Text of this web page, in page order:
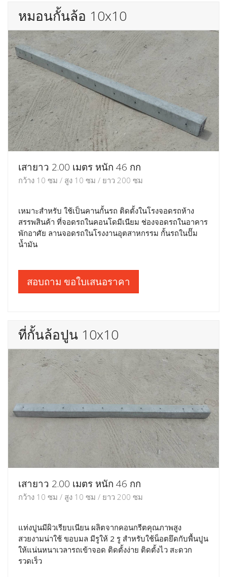
หมอนกั้นล้อ 10x10
เสายาว 2.00 เมตร หนัก 46 กก
กว้าง 10 ซม / สูง 10 ซม / ยาว 200 ซม
เหมาะสำหรับ ใช้เป็นคานกั้นรถ ติดตั้งในโรงจอดรถห้าง
สรรพสินค้า ที่จอดรถในคอนโดมีเนียม ช่องจอดรถในอาคาร
พักอาศัย ลานจอดรถในโรงงานอุตสาหกรรม กั้นรถในปั๊ม
น้ำมัน
สอบถาม ขอใบเสนอราคา
ที่กั้นล้อปูน 10x10
เสายาว 2.00 เมตร หนัก 46 กก
กว้าง 10 ซม / สูง 10 ซม / ยาว 200 ซม
แท่งปูนมีผิวเรียบเนียน ผลิตจากคอนกรีตคุณภาพสูง
สวยงามน่าใช้ ขอบมล มีรูให้ 2 รู สำหรับใช้น็อตยึดกับพื้นปูน
ให้แน่นหนาเวลารถเข้าจอด ติดตั้งง่าย ติดตั้งไว สะดวก
รวดเร็ว